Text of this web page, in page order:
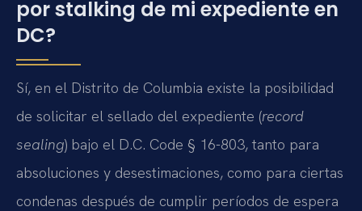
por stalking de mi expediente en
DC?
Sí, en el Distrito de Columbia existe la posibilidad
de solicitar el sellado del expediente (record
sealing) bajo el D.C. Code § 16-803, tanto para
absoluciones y desestimaciones, como para ciertas
condenas después de cumplir períodos de espera